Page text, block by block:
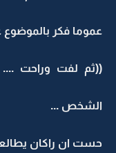
عموما فكر بالموضوع
((ثم لفت وراحت
الشخص ...
حست ان راكان